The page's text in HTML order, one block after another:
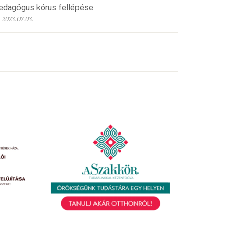
kórus fellépése
2023.07.03.